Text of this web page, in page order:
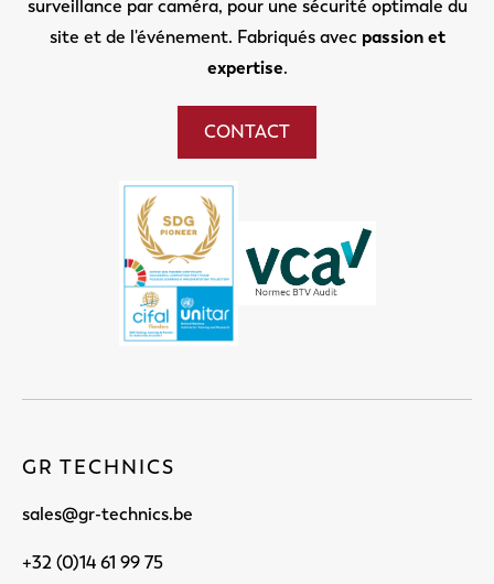
surveillance par caméra, pour une sécurité optimale du
site et de l'événement. Fabriqués avec passion et
expertise.
CONTACT
GR TECHNICS
sales@gr-technics.be
+32 (0)14 61 99 75